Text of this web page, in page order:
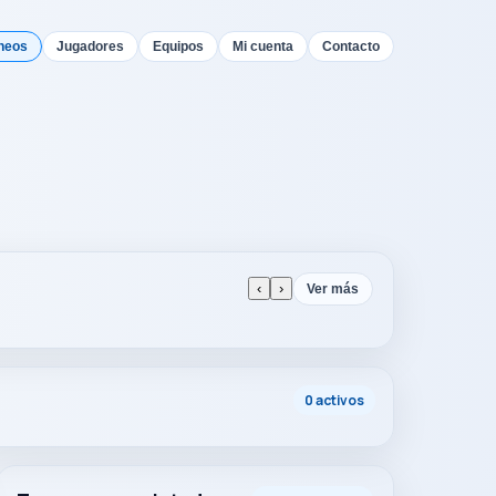
Jugadores Equipos Mi cuenta Contacto
‹ › Ver más
0 activos